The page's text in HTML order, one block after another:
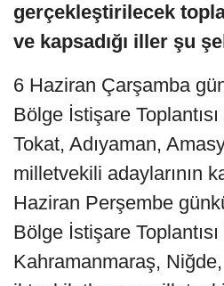
gerçekleştirilecek
ve kapsadığı iller şu
6 Haziran Çarşamba
Bölge İstişare
Tokat, Adıyaman,
milletvekili adaylarının
Haziran Perşembe
Bölge İstişare
Kahramanmaraş,